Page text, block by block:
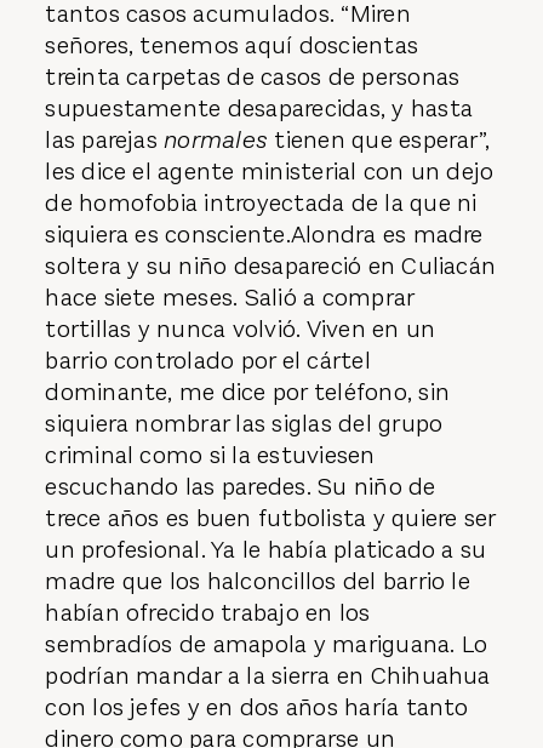
tantos casos acumulados. “Miren
señores, tenemos aquí doscientas
treinta carpetas de casos de personas
supuestamente desaparecidas, y hasta
las parejasnormales tienen que esperar”,
les dice el agente ministerial con un dejo
de homofobia introyectada de la que ni
siquiera es consciente.Alondra es madre
soltera y su niño desapareció en Culiacán
hace siete meses. Salió a comprar
tortillas y nunca volvió. Viven en un
barrio controlado por el cártel
dominante, me dice por teléfono, sin
siquiera nombrar las siglas del grupo
criminal como si la estuviesen
escuchando las paredes. Su niño de
trece años es buen futbolista y quiere ser
un profesional. Ya le había platicado a su
madre que los halconcillos del barrio le
habían ofrecido trabajo en los
sembradíos de amapola y mariguana. Lo
podrían mandar a la sierra en Chihuahua
con los jefes y en dos años haría tanto
dinero como para comprarse un